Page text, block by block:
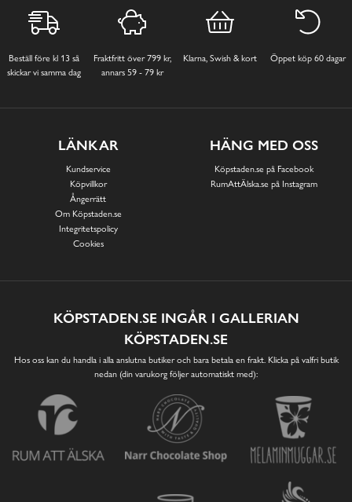
Beställ före kl 13 så
skickar vi samma dag
Fraktfritt över 799 kr,
annars 59 - 79 kr
Klarna, Swish & kort Öppet köp 60 dagar
LÄNKAR
Kundservice
Köpvillkor
Ångerrätt
Om Köpstaden.se
Integritetspolicy
Cookies
HÄNG MED OSS
Köpstaden.se på Facebook
RumAttÄlska.se på Instagram
KÖPSTADEN.SE INGÅR I GALLERIAN
KÖPSTADEN.SE
Hos oss kan du handla i alla anslutna butiker och bara betala en frakt. Klicka på valfri butik
nedan (din varukorg följer automatiskt med):